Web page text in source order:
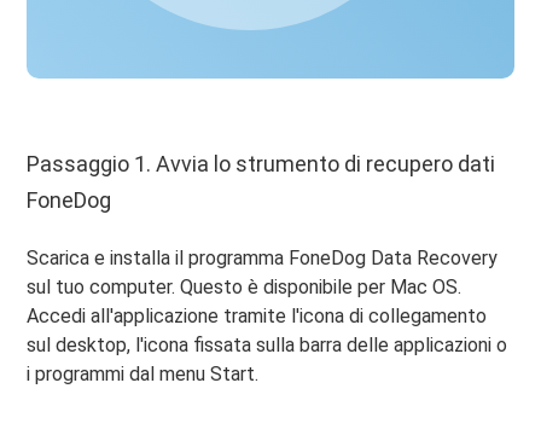
Passaggio 1. Avvia lo strumento di recupero dati
FoneDog
Scarica e installa il programma FoneDog Data Recovery
sul tuo computer. Questo è disponibile per Mac OS.
Accedi all'applicazione tramite l'icona di collegamento
sul desktop, l'icona fissata sulla barra delle applicazioni o
i programmi dal menu Start.